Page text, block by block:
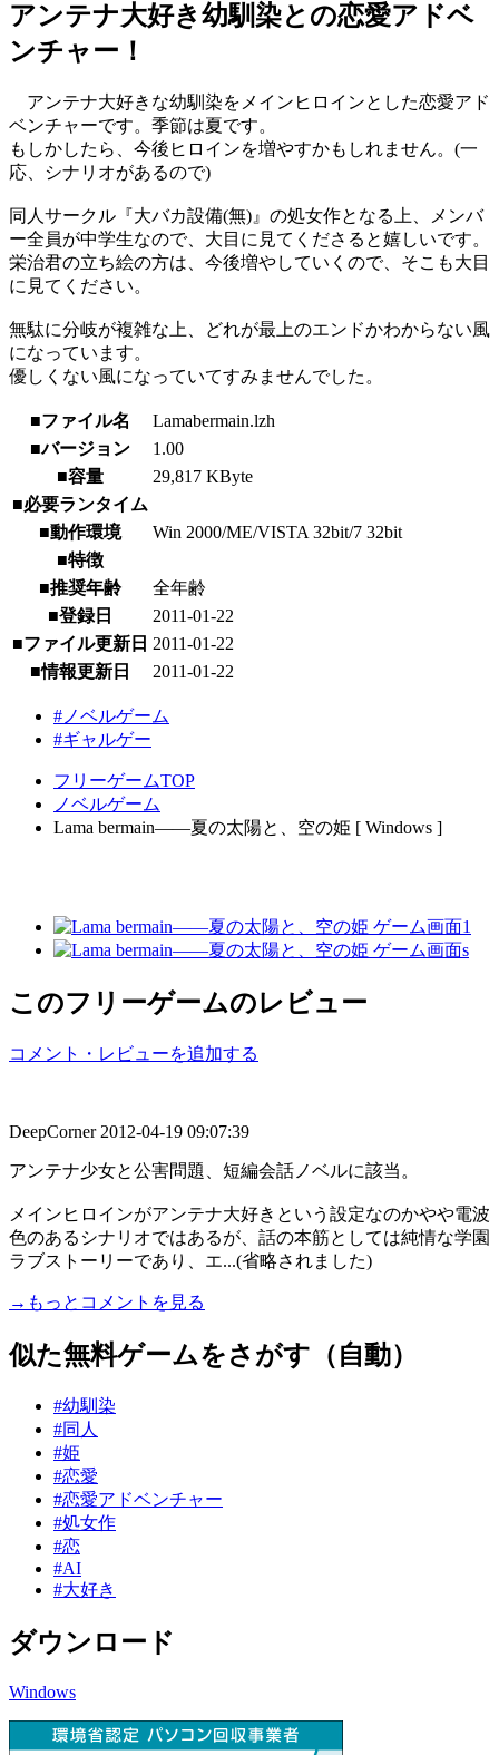
アンテナ大好き幼馴染との恋愛アドベ
ンチャー！
アンテナ大好きな幼馴染をメインヒロインとした恋愛アド
ベンチャーです。季節は夏です。
もしかしたら、今後ヒロインを増やすかもしれません。(一
応、シナリオがあるので)
同人サークル『大バカ設備(無)』の処女作となる上、メンバ
ー全員が中学生なので、大目に見てくださると嬉しいです。
栄治君の立ち絵の方は、今後増やしていくので、そこも大目
に見てください。
無駄に分岐が複雑な上、どれが最上のエンドかわからない風
になっています。
優しくない風になっていてすみませんでした。
■ファイル名
Lamabermain.lzh
■バージョン
1.00
■容量
29,817 KByte
■必要ランタイム
■動作環境
Win 2000/ME/VISTA 32bit/7 32bit
■特徴
■推奨年齢
全年齢
■登録日
2011-01-22
■ファイル更新日 2011-01-22
■情報更新日
2011-01-22
#ノベルゲーム
#ギャルゲー
フリーゲームTOP
ノベルゲーム
Lama bermain――夏の太陽と、空の姫 [ Windows ]
このフリーゲームのレビュー
コメント・レビューを追加する
DeepCorner 2012-04-19 09:07:39
アンテナ少女と公害問題、短編会話ノベルに該当。
メインヒロインがアンテナ大好きという設定なのかやや電波
色のあるシナリオではあるが、話の本筋としては純情な学園
ラブストーリーであり、エ...(省略されました)
→もっとコメントを見る
似た無料ゲームをさがす（自動）
#幼馴染
#同人
#姫
#恋愛
#恋愛アドベンチャー
#処女作
#恋
#AI
#大好き
ダウンロード
Windows